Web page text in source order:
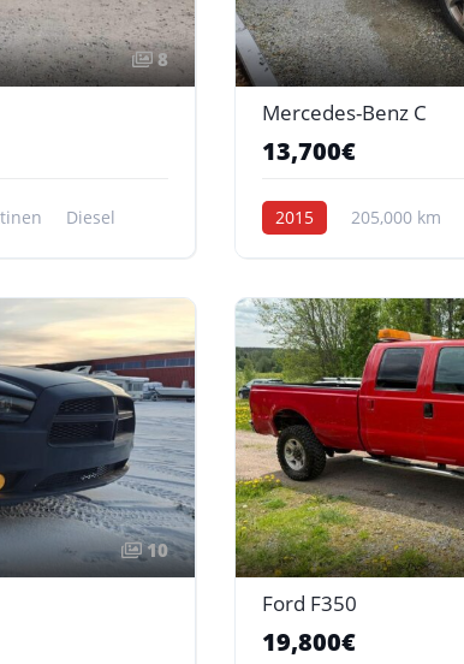
8
Diesel
Mercedes-Benz C
13,700€
2015 205,000 km
10
Ford F350
19,800€